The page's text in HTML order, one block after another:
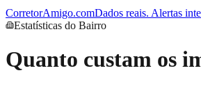
CorretorAmigo.comDados reais. Alertas
Estatísticas do Bairro
Quanto custam os